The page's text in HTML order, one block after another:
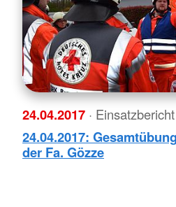
24.04.2017 ·
24.04.2017:
der Fa. Gözze